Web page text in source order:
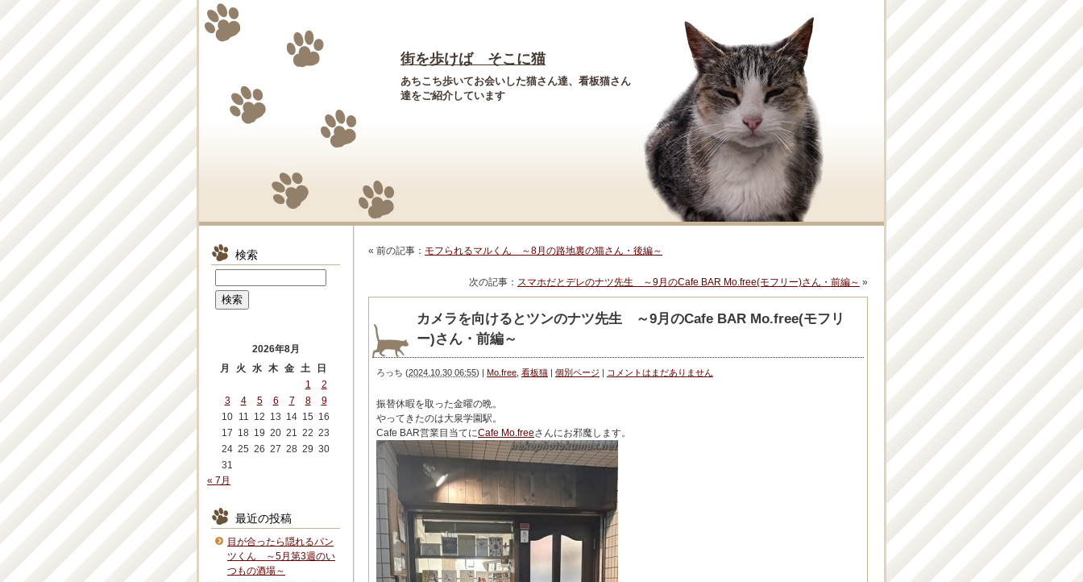
街を歩けば そこに猫
あちこち歩いてお会いした猫さん達、看板猫さん
達をご紹介しています
« 前の記事： モフられるマルくん ～8月の路地裏の猫さん・後編～
次の記事： スマホだとデレのナツ先生 ～9月のCafe BAR Mo.free(モフリー)さん・前編～ »
カメラを向けるとツンのナツ先生 ～9月のCafe BAR Mo.free(モフリ
ー)さん・前編～
ろっち (2024.10.30 06:55) | Mo.free 看板猫 | 個別ページ | コメントはまだありません
振替休暇を取った金曜の晩。
やってきたのは大泉学園駅。
Cafe BAR営業目当てにCafe Mo.freeさんにお邪魔します。
検索
2026年8月
月
火 水 木 金 土
日
1
2
3
4 5 6 7 8
9
10 11 12 13 14 15 16
17 18 19 20 21 22 23
24 25 26 27 28 29 30
31
« 7月
最近の投稿
目が合ったら隠れるパン
ツくん ～5月第3週のい
つもの酒場～